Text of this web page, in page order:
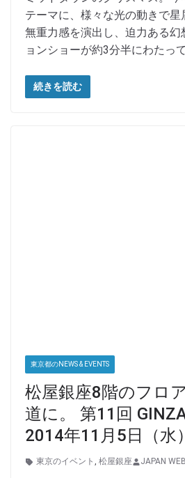
テーマに、様々な光の動きで
無重力感を演出し、迫力ある幻
ョンショーが約3分半にわたって
続きを読む
東京都のNEWS & EVENTS
松屋銀座8階のフロ
道に。 第11回
2014年11月5日（水
東京のイベント , 松屋銀座 JAPAN